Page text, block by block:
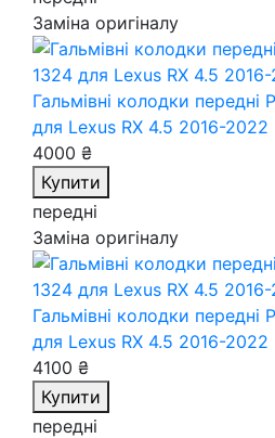
Заміна оригіналу
Гальмівні колодки
для Lexus RX 4.5 2016-2022
4000 ₴
Купити
передні
Заміна оригіналу
Гальмівні колодки
для Lexus RX 4.5 2016-2022
4100 ₴
Купити
передні